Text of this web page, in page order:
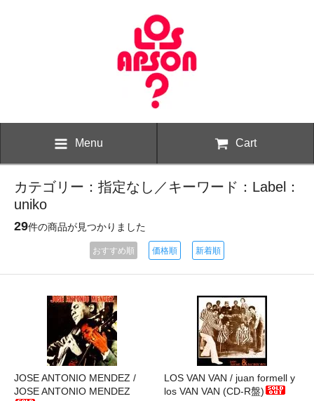
Menu Cart
カテゴリー：指定なし／キーワード：Label：
uniko
29件の商品が見つかりました
おすすめ順 価格順 新着順
JOSE ANTONIO MENDEZ /
JOSE ANTONIO MENDEZ
LOS VAN VAN / juan formell y
los VAN VAN (CD-R盤)